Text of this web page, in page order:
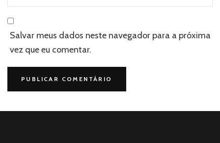
Salvar meus dados neste navegador para a próxima
vez que eu comentar.